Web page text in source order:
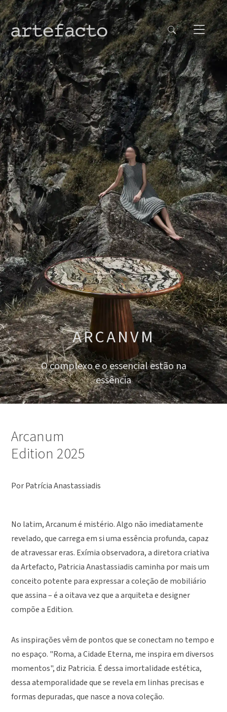
ARCANVM
O complexo e o essencial estão na
essência
Arcanum
Edition 2025
Por Patrícia Anastassiadis
No latim, Arcanum é mistério. Algo não imediatamente
revelado, que carrega em si uma essência profunda, capaz
de atravessar eras. Exímia observadora, a diretora criativa
da Artefacto, Patricia Anastassiadis caminha por mais um
conceito potente para expressar a coleção de mobiliário
que assina – é a oitava vez que a arquiteta e designer
compõe a Edition.
As inspirações vêm de pontos que se conectam no tempo e
no espaço. "Roma, a Cidade Eterna, me inspira em diversos
momentos", diz Patricia. É dessa imortalidade estética,
dessa atemporalidade que se revela em linhas precisas e
formas depuradas, que nasce a nova coleção.